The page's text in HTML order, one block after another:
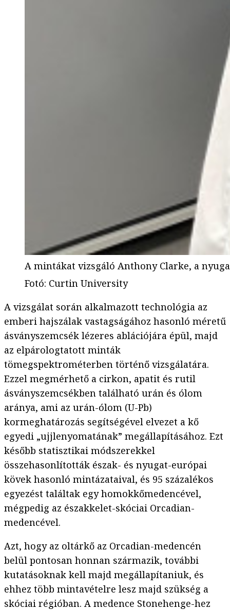
A mintákat vizsgáló Anthony Clarke, a
Fotó: Curtin University
A vizsgálat során alkalmazott technológia az
emberi hajszálak vastagságához hasonló méretű
ásványszemcsék lézeres ablációjára épül, majd
az elpárologtatott minták
tömegspektrométerben történő vizsgálatára.
Ezzel megmérhető a cirkon, apatit és rutil
ásványszemcsékben található urán és ólom
aránya, ami az urán-ólom (U-Pb)
kormeghatározás segítségével elvezet a kő
egyedi „ujjlenyomatának” megállapításához. Ezt
később statisztikai módszerekkel
összehasonlították észak- és nyugat-európai
kövek hasonló mintázataival, és 95 százalékos
egyezést találtak egy homokkőmedencével,
mégpedig az északkelet-skóciai Orcadian-
medencével.
Azt, hogy az oltárkő az Orcadian-medencén
belül pontosan honnan származik, további
kutatásoknak kell majd megállapítaniuk, és
ehhez több mintavételre lesz majd szükség a
skóciai régióban. A medence Stonehenge-hez